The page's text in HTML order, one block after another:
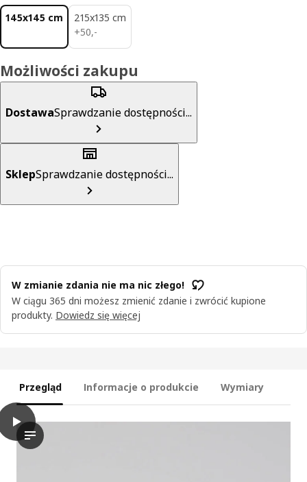
145x145 cm
215x135 cm
+50,-
50,-
Możliwości zakupu
DostawaSprawdzanie dostępności...
SklepSprawdzanie dostępności...
W zmianie zdania nie ma nic złego!
W ciągu 365 dni możesz zmienić zdanie i zwrócić kupione
produkty. Dowiedz się więcej
Przegląd Informacje o produkcie Wymiary
play
Film przedstawia proces przekształcania zestawu
TOSTERÖ Pokrowiec na meble, komplet jadalniany/czarny,